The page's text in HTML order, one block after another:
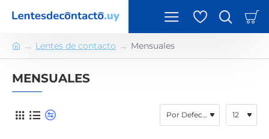
m
e
Lentes de contacto Mensuales
MENSUALES